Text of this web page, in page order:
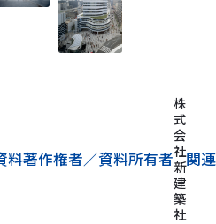
料著作権者／資料所有者
株
式
会
社
新
建
築
社
関